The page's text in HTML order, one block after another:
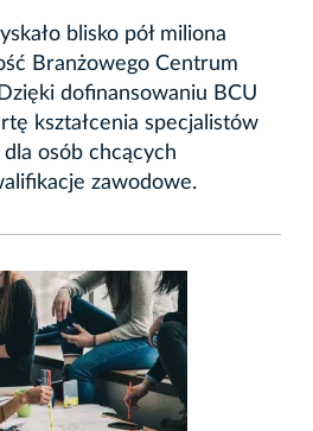
blisko pół miliona
Branżowego Centrum
dofinansowaniu BCU
kształcenia specjalistów
osób chcących
zawodowe.